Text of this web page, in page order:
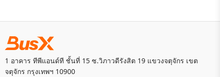
1 อาคาร ทีพีแอนด์ที ชั้นที่ 15 ซ.วิภาวดีรังสิต 19 แขวงจตุจักร เขต
จตุจักร กรุงเทพฯ 10900